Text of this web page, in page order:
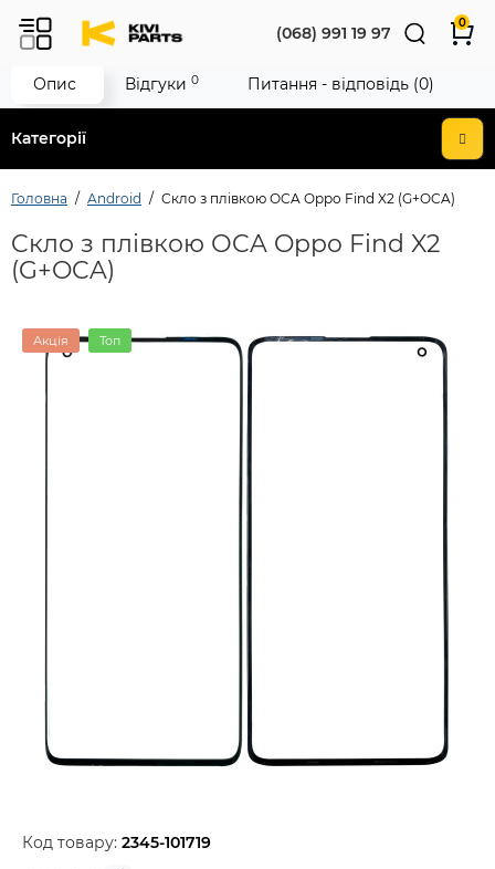
Категорії
(068) 991 19 97
0
Головна Android Cкло з плівкою ОCA Oppo Find X2 (G+OCA)
Cкло з плівкою ОCA Oppo Find X2
(G+OCA)
Акція Топ
Код товару: 2345-101719
Опис Відгуки 0 Питання - відповідь (0)